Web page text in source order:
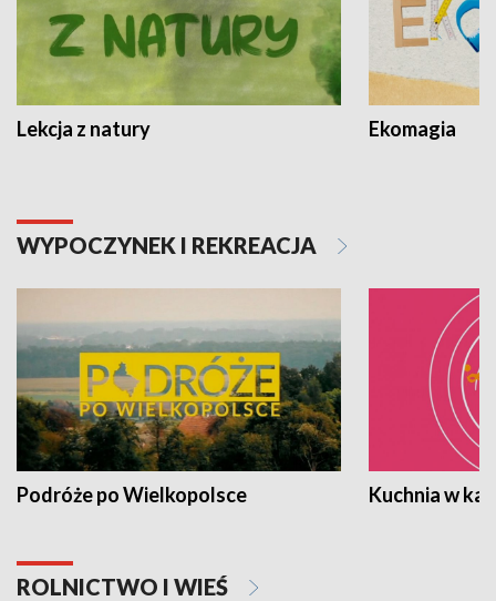
Lekcja z natury Ekomagia
WYPOCZYNEK I REKREACJA
Podróże po Wielkopolsce Kuchnia w
ROLNICTWO I WIEŚ